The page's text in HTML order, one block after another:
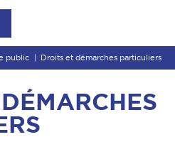
public Droits et démarches particuliers